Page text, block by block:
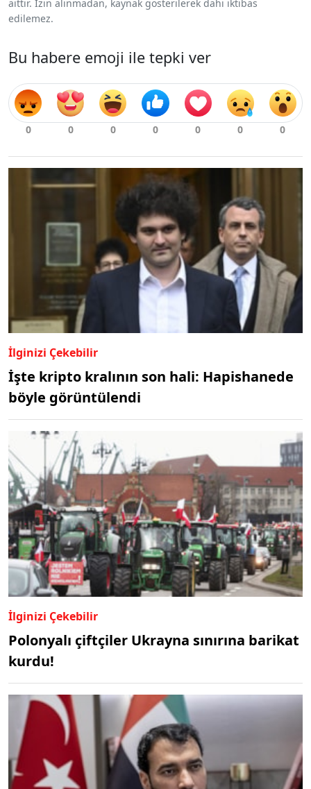
aittir. İzin alınmadan, kaynak gösterilerek dahi iktibas
edilemez.
Bu habere emoji ile tepki ver
İlginizi Çekebilir
İşte kripto kralının son hali: Hapishanede
böyle görüntülendi
İlginizi Çekebilir
Polonyalı çiftçiler Ukrayna sınırına barikat
kurdu!